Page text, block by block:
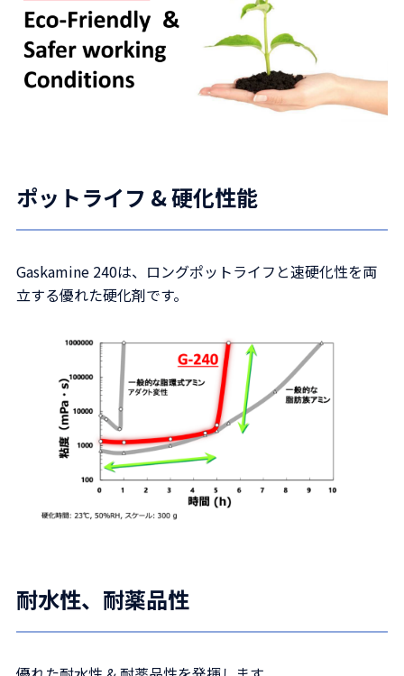
ポットライフ & 硬化性能
Gaskamine 240は、ロングポットライフと速硬化性を両
立する優れた硬化剤です。
耐水性、耐薬品性